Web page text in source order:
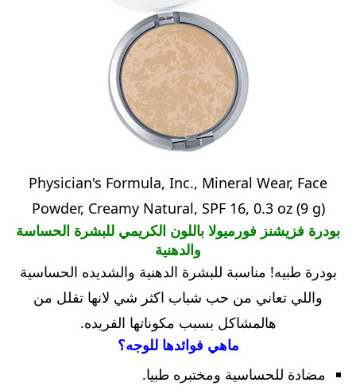
Physician's Formula, Inc., Mineral Wear, Face
Powder, Creamy Natural, SPF 16, 0.3 oz (9 g)
بودرة فزيشنز فورميولا باللون الكريمي للبشرة الحساسة
والدهنية
بودرة طبيه! مناسبة للبشرة الدهنية والشديده الحساسية
واللي تعاني من حب شباب اكثر شي لانها تقلل من
هالمشاكل بسبب مكوناتها الفريده.
ماهي فوائدها للوجه؟
مضادة للحساسية ومختبره طبيا.